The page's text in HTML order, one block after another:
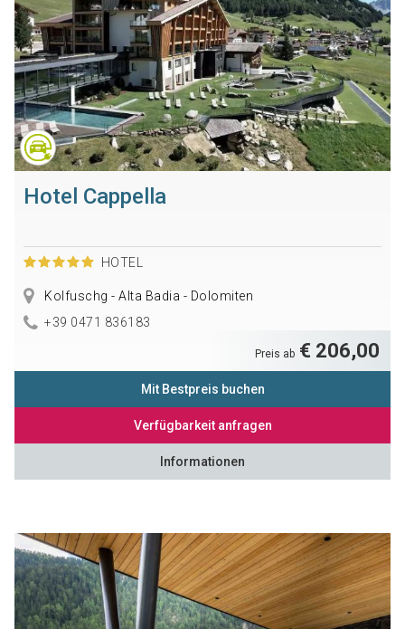
Hotel Cappella
HOTEL
Kolfuschg - Alta Badia - Dolomiten
+39 0471 836183
Preis ab € 206,00
Mit Bestpreis buchen
Verfügbarkeit anfragen
Informationen